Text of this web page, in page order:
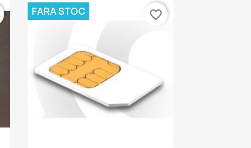
FARA STOC favorite_border